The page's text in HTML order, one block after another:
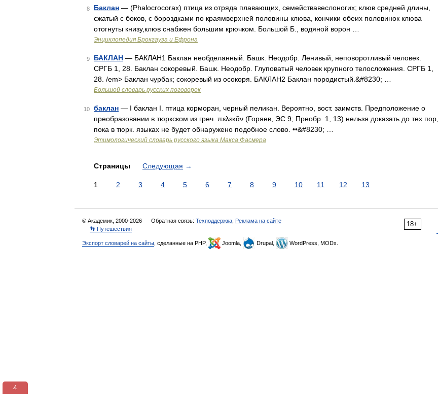
8 Баклан — (Phalocrocorax) птица из отряда плавающих, семействавеслоногих; клюв средней длины,
сжатый с боков, с бороздками по краямверхней половины клюва, кончики обеих половинок клюва
отогнуты книзу,клюв снабжен большим крючком. Большой Б., водяной ворон …
Энциклопедия Брокгауза и Ефрона
9 БАКЛАН — БАКЛАН1 Баклан необделанный. Башк. Неодобр. Ленивый, неповоротливый человек.
СРГБ 1, 28. Баклан сокоревый. Башк. Неодобр. Глуповатый человек крупного телосложения. СРГБ 1,
28. /em> Баклан чурбак; сокоревый из осокоря. БАКЛАН2 Баклан породистый.&#8230; …
Большой словарь русских поговорок
10 баклан — I баклан I. птица корморан, черный пеликан. Вероятно, вост. заимств. Предположение о
преобразовании в тюркском из греч. πελεκᾶν (Горяев, ЭС 9; Преобр. 1, 13) нельзя доказать до тех пор,
пока в тюрк. языках не будет обнаружено подобное слово. ••&#8230; …
Этимологический словарь русского языка Макса Фасмера
Страницы Следующая →
1 2 3 4 5 6 7 8 9 10 11 12 13
18+
© Академик, 2000-2026 Обратная связь: Техподдержка Реклама на сайте
👣 Путешествия
Экспорт словарей на сайты , сделанные на PHP, Joomla, Drupal, WordPress, MODx.
3